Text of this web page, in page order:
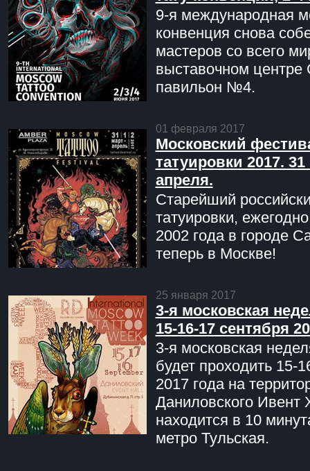
9-я международная
конвенция снова
мастеров со всего
выставочном центре
павильон №4.
01 февраля 2017
Московский
татуировки 2017. 31
апреля.
Старейший
татуировки,
2002 года в городе
теперь в Москве!
25 января 2017
3-я московская
15-16-17 сентября
3-я московская
будет проходить 15-
2017 года на
Даниловского Ивент
находится в 10
метро Тульская.